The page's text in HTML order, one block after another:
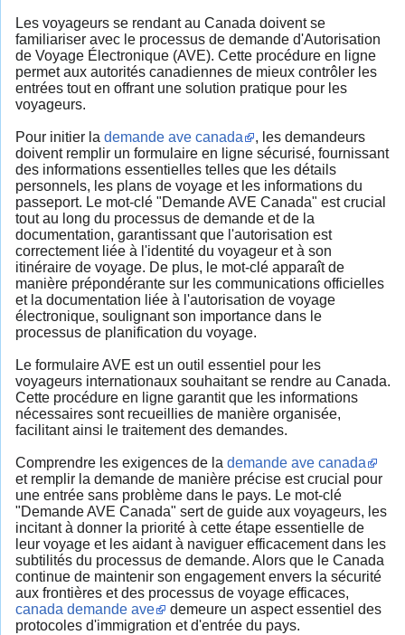
Les voyageurs se rendant au Canada doivent se
familiariser avec le processus de demande d'Autorisation
de Voyage Électronique (AVE). Cette procédure en ligne
permet aux autorités canadiennes de mieux contrôler les
entrées tout en offrant une solution pratique pour les
voyageurs.
Pour initier la demande ave canada
, les demandeurs
doivent remplir un formulaire en ligne sécurisé, fournissant
des informations essentielles telles que les détails
personnels, les plans de voyage et les informations du
passeport. Le mot-clé "Demande AVE Canada" est crucial
tout au long du processus de demande et de la
documentation, garantissant que l'autorisation est
correctement liée à l'identité du voyageur et à son
itinéraire de voyage. De plus, le mot-clé apparaît de
manière prépondérante sur les communications officielles
et la documentation liée à l'autorisation de voyage
électronique, soulignant son importance dans le
processus de planification du voyage.
Le formulaire AVE est un outil essentiel pour les
voyageurs internationaux souhaitant se rendre au Canada.
Cette procédure en ligne garantit que les informations
nécessaires sont recueillies de manière organisée,
facilitant ainsi le traitement des demandes.
Comprendre les exigences de la demande ave canada
et remplir la demande de manière précise est crucial pour
une entrée sans problème dans le pays. Le mot-clé
"Demande AVE Canada" sert de guide aux voyageurs, les
incitant à donner la priorité à cette étape essentielle de
leur voyage et les aidant à naviguer efficacement dans les
subtilités du processus de demande. Alors que le Canada
continue de maintenir son engagement envers la sécurité
aux frontières et des processus de voyage efficaces,
canada demande ave
demeure un aspect essentiel des
protocoles d'immigration et d'entrée du pays.